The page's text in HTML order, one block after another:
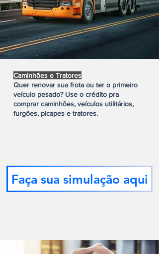
Caminhões e Tratores
Quer renovar sua frota ou ter o primeiro
veículo pesado? Use o crédito pra
comprar caminhões, veículos utilitários,
furgões, picapes e tratores.
Faça sua simulação aqui